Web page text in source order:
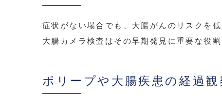
症状がない場合でも、大腸がんのリスクを
大腸カメラ検査はその早期発見に重要な役割
ポリープや大腸疾患の経過観